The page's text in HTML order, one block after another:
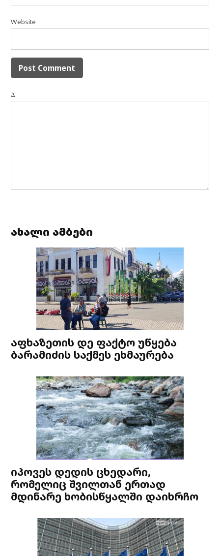
Website
Δ
ახალი ამბები
აფხაზეთის დე ფაქტო უწყება
ბარამიძის საქმეს ეხმაურება
იპოვეს დედის ცხედარი,
რომელიც შვილთან ერთად
მდინარე ხობისწყალში დაიხრჩო